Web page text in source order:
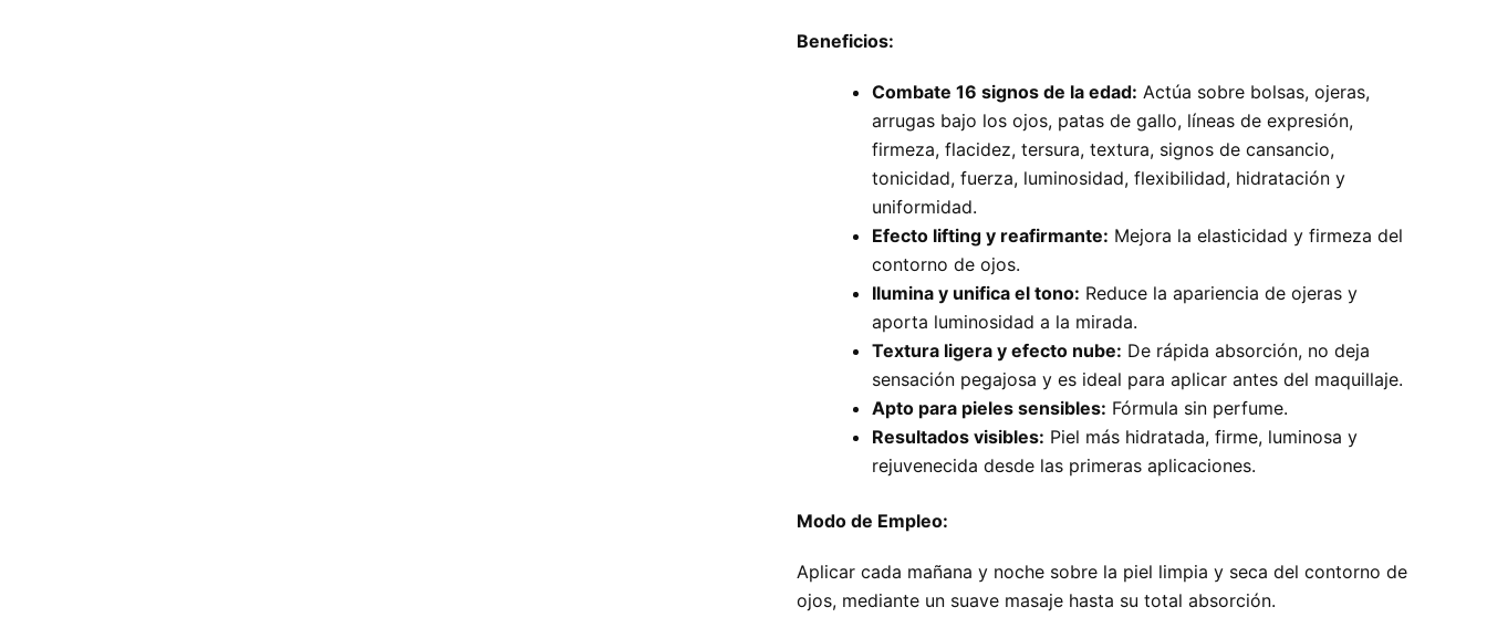
Beneficios:
Combate 16 signos de la edad: Actúa sobre bolsas, ojeras,
arrugas bajo los ojos, patas de gallo, líneas de expresión,
firmeza, flacidez, tersura, textura, signos de cansancio,
tonicidad, fuerza, luminosidad, flexibilidad, hidratación y
uniformidad.
Efecto lifting y reafirmante: Mejora la elasticidad y firmeza del
contorno de ojos.
Ilumina y unifica el tono: Reduce la apariencia de ojeras y
aporta luminosidad a la mirada.
Textura ligera y efecto nube: De rápida absorción, no deja
sensación pegajosa y es ideal para aplicar antes del maquillaje.
Apto para pieles sensibles: Fórmula sin perfume.
Resultados visibles: Piel más hidratada, firme, luminosa y
rejuvenecida desde las primeras aplicaciones.
Modo de Empleo:
Aplicar cada mañana y noche sobre la piel limpia y seca del contorno de
ojos, mediante un suave masaje hasta su total absorción.